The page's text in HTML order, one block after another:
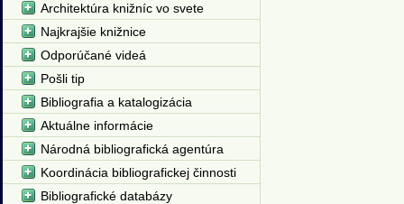
Architektúra knižníc vo svete
Najkrajšie knižnice
Odporúčané videá
Pošli tip
Bibliografia a katalogizácia
Aktuálne informácie
Národná bibliografická agentúra
Koordinácia bibliografickej činnosti
Bibliografické databázy